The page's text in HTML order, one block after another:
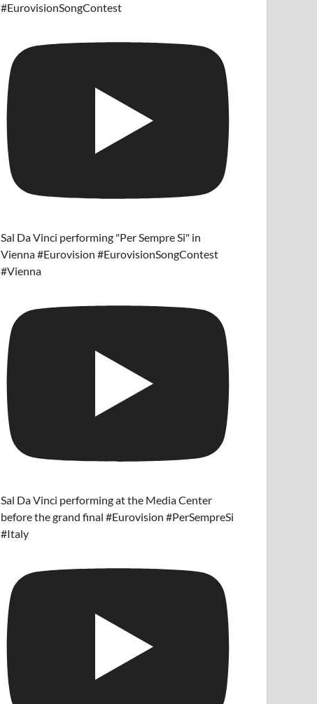
#EurovisionSongContest
Sal Da Vinci performing "Per Sempre Si" in
Vienna #Eurovision #EurovisionSongContest
#Vienna
Sal Da Vinci performing at the Media Center
before the grand final #Eurovision #PerSempreSi
#Italy